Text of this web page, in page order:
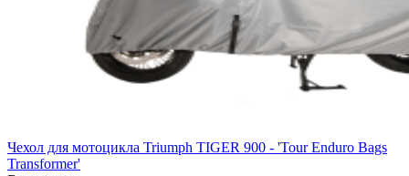
Чехол для мотоцикла Triumph TIGER 900 - 'Tour Enduro Bags
Transformer'